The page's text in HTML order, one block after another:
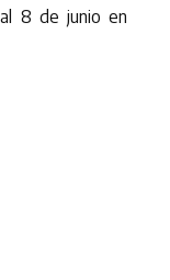
8 de junio en